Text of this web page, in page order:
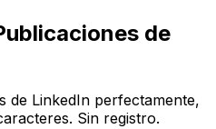
de
de LinkedIn perfectamente,
Sin registro.